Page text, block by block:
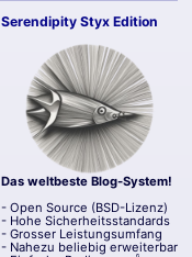
Serendipity Styx Edition
Das weltbeste Blog-System!
- Open Source (BSD-Lizenz)
- Hohe Sicherheitsstandards
- Grosser Leistungsumfang
- Nahezu beliebig erweiterbar